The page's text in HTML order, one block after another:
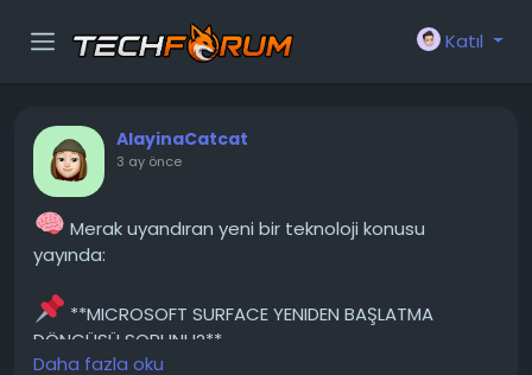
Katıl
AlayinaCatcat
3 ay önce
Merak uyandıran yeni bir teknoloji konusu
yayında:
**MICROSOFT SURFACE YENIDEN BAŞLATMA
DÖNGÜSÜ SORUNU?**
Daha fazla oku